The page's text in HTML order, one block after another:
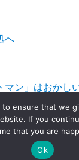
へ
マン」はおかし
X その４ Mac
to ensure that we
If you
that you are
Ok